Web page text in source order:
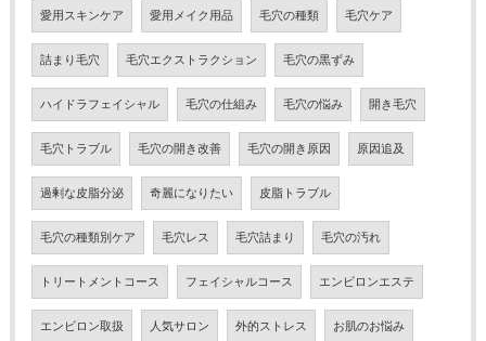
愛用スキンケア 愛用メイク用品 毛穴の種類 毛穴ケア
詰まり毛穴 毛穴エクストラクション 毛穴の黒ずみ
ハイドラフェイシャル 毛穴の仕組み 毛穴の悩み 開き毛穴
毛穴トラブル 毛穴の開き改善 毛穴の開き原因 原因追及
過剰な皮脂分泌 奇麗になりたい 皮脂トラブル
毛穴の種類別ケア 毛穴レス 毛穴詰まり 毛穴の汚れ
トリートメントコース フェイシャルコース エンビロンエステ
エンビロン取扱 人気サロン 外的ストレス お肌のお悩み